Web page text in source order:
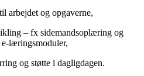
arbejdet og opgaverne,
– fx sidemandsoplæring og
læringsmoduler,
og støtte i dagligdagen.